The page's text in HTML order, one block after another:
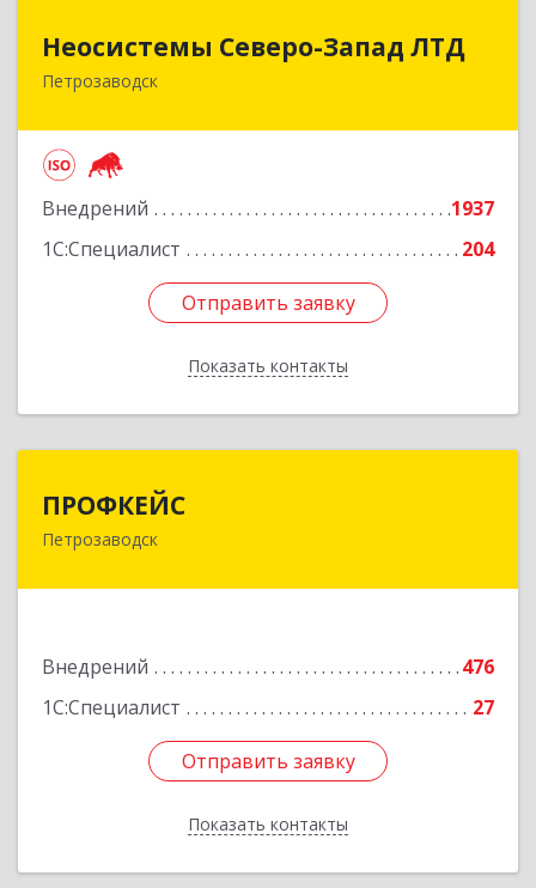
Неосистемы Северо-Запад ЛТД
Петрозаводск
Внедрений
1937
1С:Специалист
204
Отправить заявку
Показать контакты
185001, Карелия Респ, Петрозаводск г,
Подробнее
Отправить заявку
Назад
ПРОФКЕЙС
Петрозаводск
Внедрений
476
1С:Специалист
27
Отправить заявку
Показать контакты
185035, Карелия Респ, Петрозаводск г, Красная
Отправить заявку
Назад